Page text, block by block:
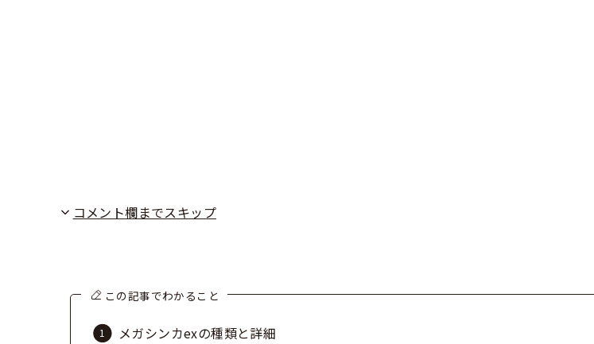
コメント欄までスキップ
この記事でわかること
メガシンカexの種類と詳細